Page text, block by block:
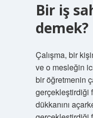
Bir iş
demek?
Çalışma, bir
ve o mesleğin
bir öğretmenin
gerçekleştirdiği
dükkanını